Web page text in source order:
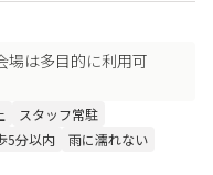
場は多目的に利用可
スタッフ常駐
5分以内
雨に濡れない